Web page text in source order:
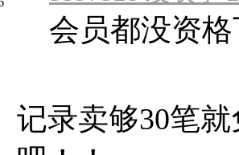
会员都没资格
记录卖够30笔